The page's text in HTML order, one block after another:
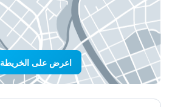
اعرض على الخريطة